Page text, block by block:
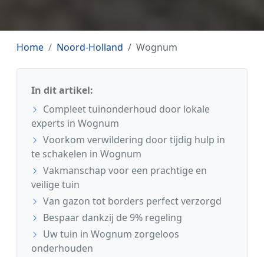
Home Noord-Holland Wognum
In dit artikel:
Compleet tuinonderhoud door lokale
experts in Wognum
Voorkom verwildering door tijdig hulp in
te schakelen in Wognum
Vakmanschap voor een prachtige en
veilige tuin
Van gazon tot borders perfect verzorgd
Bespaar dankzij de 9% regeling
Uw tuin in Wognum zorgeloos
onderhouden